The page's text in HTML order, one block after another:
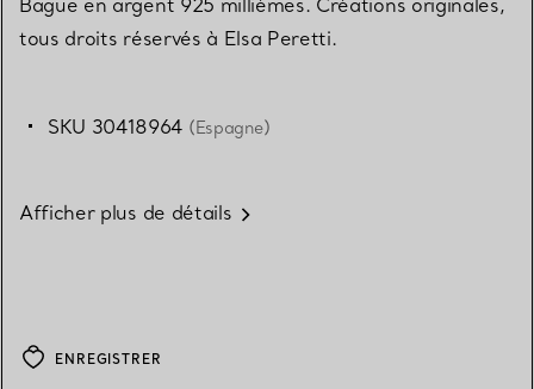
Bague en argent 925 millièmes. Créations originales,
tous droits réservés à Elsa Peretti.
SKU 30418964 (Espagne)
Afficher plus de détails
ENREGISTRER